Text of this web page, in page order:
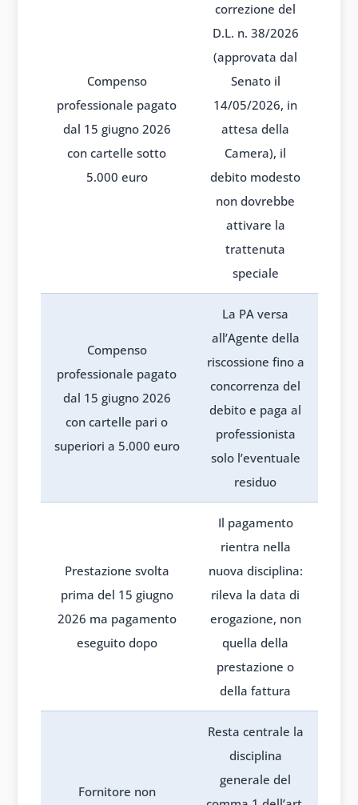
Compenso
professionale pagato
dal 15 giugno 2026
con cartelle sotto
5.000 euro
correzione del
D.L. n. 38/2026
(approvata dal
Senato il
14/05/2026, in
attesa della
Camera), il
debito modesto
non dovrebbe
attivare la
trattenuta
speciale
Compenso
professionale pagato
dal 15 giugno 2026
con cartelle pari o
superiori a 5.000 euro
La PA versa
all’Agente della
riscossione fino a
concorrenza del
debito e paga al
professionista
solo l’eventuale
residuo
Prestazione svolta
prima del 15 giugno
2026 ma pagamento
eseguito dopo
Il pagamento
rientra nella
nuova disciplina:
rileva la data di
erogazione, non
quella della
prestazione o
della fattura
Fornitore non
Resta centrale la
disciplina
generale del